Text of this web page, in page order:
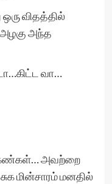
விதத்தில்
அந்த
வா…
அவற்றை
மின்சாரம் மனதில்